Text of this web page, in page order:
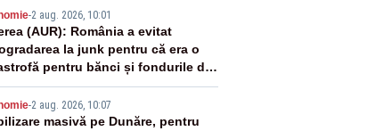
-2 aug. 2026, 10:01
(AUR): România a evitat
la junk pentru că era o
pentru bănci și fondurile de
-2 aug. 2026, 10:07
masivă pe Dunăre, pentru